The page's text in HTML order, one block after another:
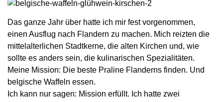
Das ganze Jahr über hatte ich mir fest vorgenommen,
einen Ausflug nach Flandern zu machen. Mich reizten die
mittelalterlichen Stadtkerne, die alten Kirchen und, wie
sollte es anders sein, die kulinarischen Spezialitäten.
Meine Mission: Die beste Praline Flanderns finden. Und
belgische Waffeln essen.
Ich kann nur sagen: Mission erfüllt. Ich hatte zwei